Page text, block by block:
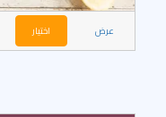
عرض اختيار